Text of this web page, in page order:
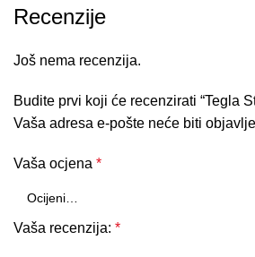
Recenzije
Još nema recenzija.
Budite prvi koji će recenzirati “Tegla
Vaša adresa e-pošte neće biti
Vaša ocjena *
Vaša recenzija: *